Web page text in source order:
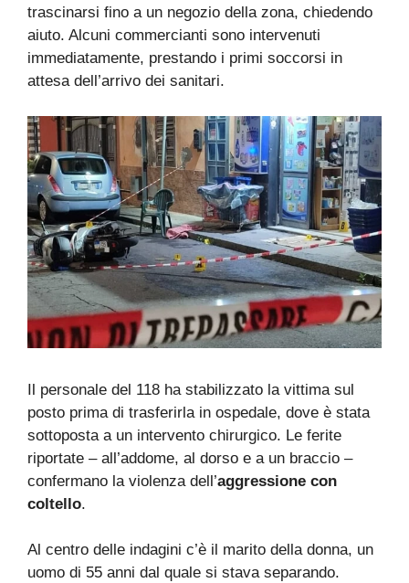
trascinarsi fino a un negozio della zona, chiedendo
aiuto. Alcuni commercianti sono intervenuti
immediatamente, prestando i primi soccorsi in
attesa dell’arrivo dei sanitari.
Il personale del 118 ha stabilizzato la vittima sul
posto prima di trasferirla in ospedale, dove è stata
sottoposta a un intervento chirurgico. Le ferite
riportate – all’addome, al dorso e a un braccio –
confermano la violenza dell’aggressione con
coltello.
Al centro delle indagini c’è il marito della donna, un
uomo di 55 anni dal quale si stava separando.